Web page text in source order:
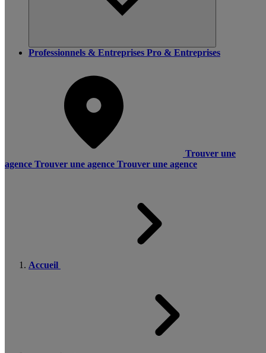
Professionnels & Entreprises Pro & Entreprises
Trouver une
agence Trouver une agence Trouver une agence
Accueil